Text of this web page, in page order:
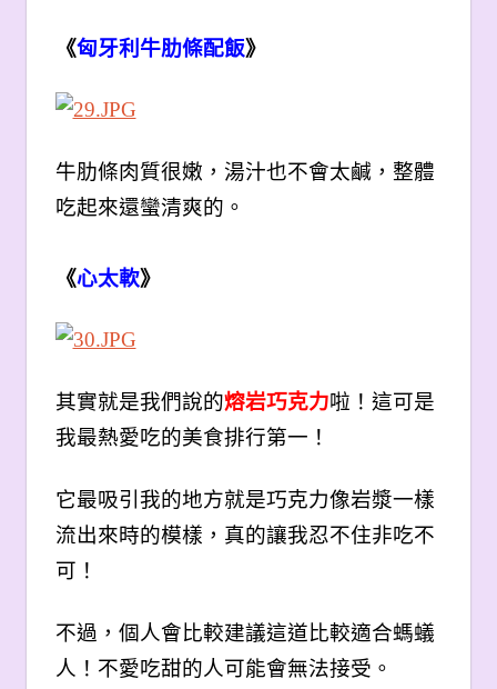
《匈牙利牛肋條配飯》
牛肋條肉質很嫩，湯汁也不會太鹹，整體
吃起來還蠻清爽的。
《心太軟》
其實就是我們說的熔岩巧克力啦！這可是
我最熱愛吃的美食排行第一！
它最吸引我的地方就是巧克力像岩漿一樣
流出來時的模樣，真的讓我忍不住非吃不
可！
不過，個人會比較建議這道比較適合螞蟻
人！不愛吃甜的人可能會無法接受。